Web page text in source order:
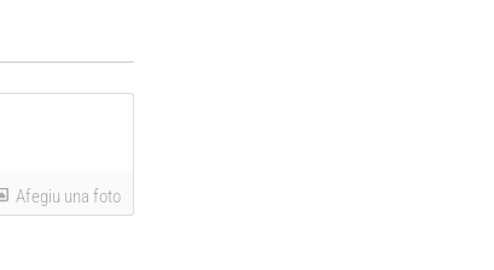
Afegiu una foto